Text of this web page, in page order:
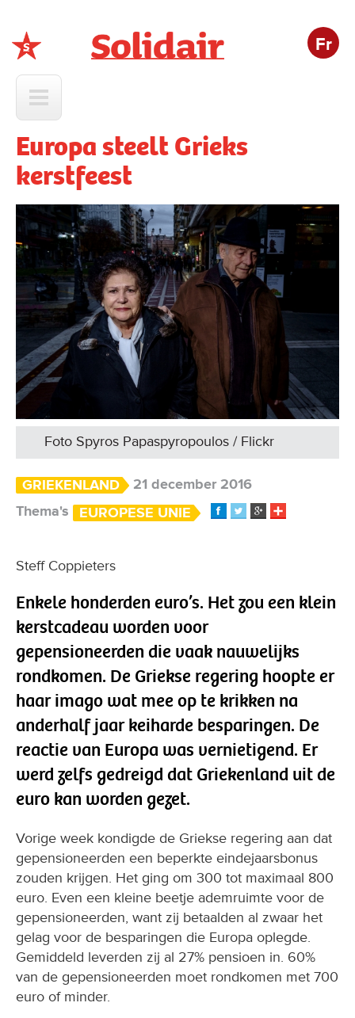
Fr
Europa steelt Grieks
kerstfeest
Foto Spyros Papaspyropoulos / Flickr
GRIEKENLAND
21 december 2016
Thema's
EUROPESE UNIE
Steff Coppieters
Enkele honderden euro’s. Het zou een klein
kerstcadeau worden voor
gepensioneerden die vaak nauwelijks
rondkomen. De Griekse regering hoopte er
haar imago wat mee op te krikken na
anderhalf jaar keiharde besparingen. De
reactie van Europa was vernietigend. Er
werd zelfs gedreigd dat Griekenland uit de
euro kan worden gezet.
Vorige week kondigde de Griekse regering aan dat
gepensioneerden een beperkte eindejaarsbonus
zouden krijgen. Het ging om 300 tot maximaal 800
euro. Even een kleine beetje ademruimte voor de
gepensioneerden, want zij betaalden al zwaar het
gelag voor de besparingen die Europa oplegde.
Gemiddeld leverden zij al 27% pensioen in. 60%
van de gepensioneerden moet rondkomen met 700
euro of minder.